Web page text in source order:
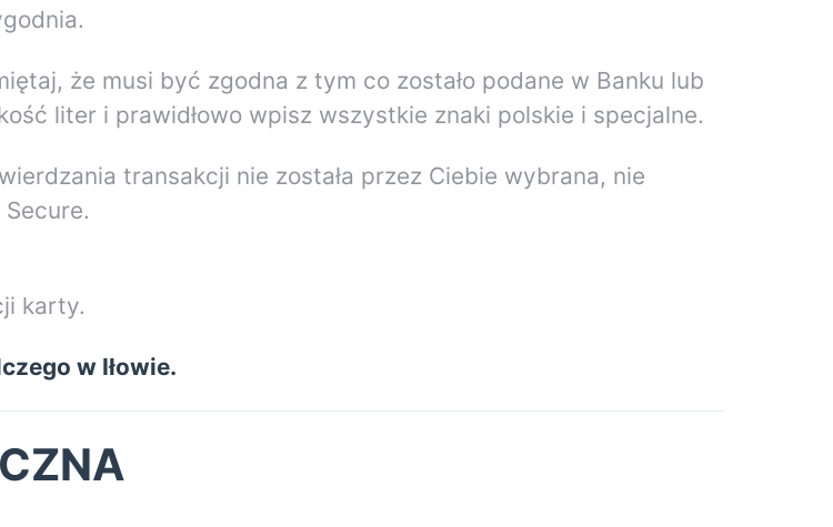
że musi być zgodna z tym co zostało podane w Banku lub
liter i prawidłowo wpisz wszystkie znaki polskie i specjalne.
transakcji nie została przez Ciebie wybrana, nie
karty.
w Iłowie.